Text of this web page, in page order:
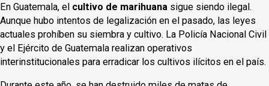
En Guatemala, el cultivo de marihuana sigue siendo ilegal.
Aunque hubo intentos de legalización en el pasado, las leyes
actuales prohíben su siembra y cultivo. La Policía Nacional Civil
y el Ejército de Guatemala realizan operativos
interinstitucionales para erradicar los cultivos ilícitos en el país.